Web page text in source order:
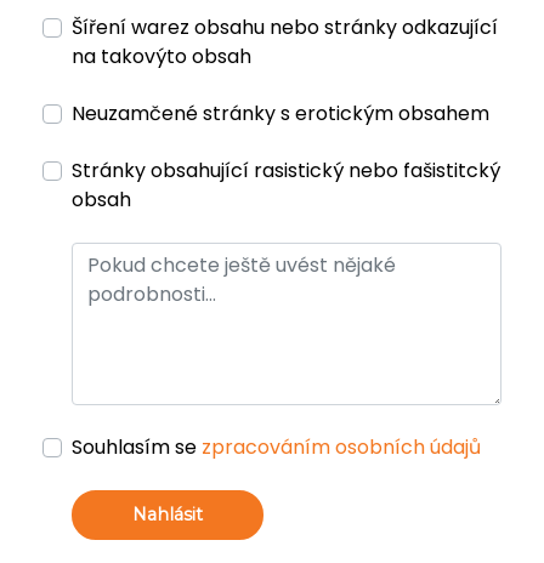
Šíření warez obsahu nebo stránky odkazující
na takovýto obsah
Neuzamčené stránky s erotickým obsahem
Stránky obsahující rasistický nebo fašistitcký
obsah
Souhlasím se zpracováním osobních údajů
Nahlásit